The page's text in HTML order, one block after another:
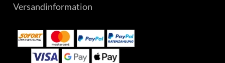
Versandinformation